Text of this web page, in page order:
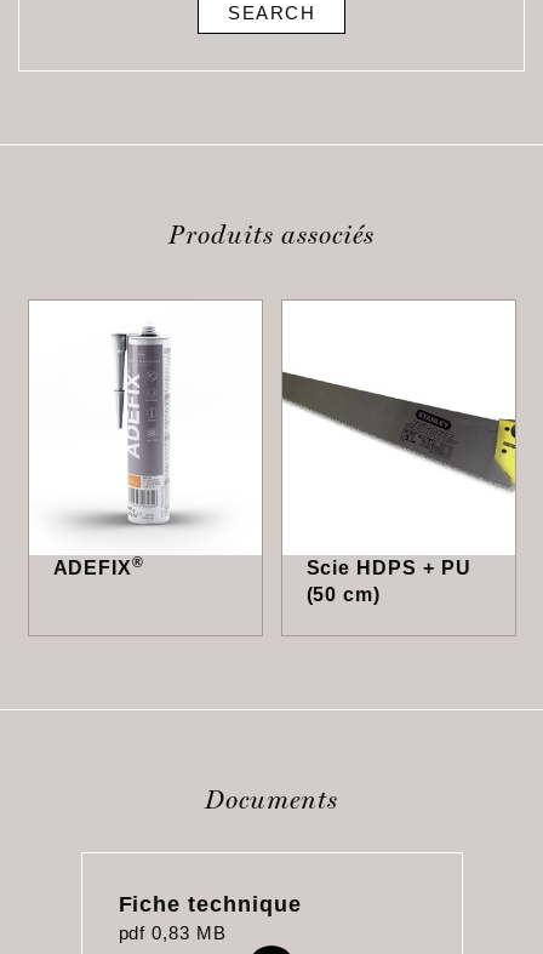
SEARCH
Produits associés
ADEFIX®
Scie HDPS + PU
(50 cm)
Documents
Fiche technique
pdf 0,83 MB